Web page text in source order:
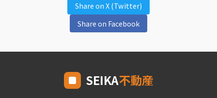
Share on X (Twitter)
Share on Facebook
SEIKA不動産